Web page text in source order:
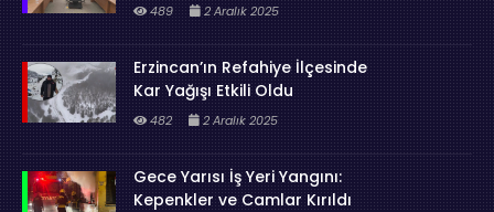
489 2 Aralık 2025
Erzincan’ın Refahiye İlçesinde
Kar Yağışı Etkili Oldu
482 2 Aralık 2025
Gece Yarısı İş Yeri Yangını:
Kepenkler ve Camlar Kırıldı